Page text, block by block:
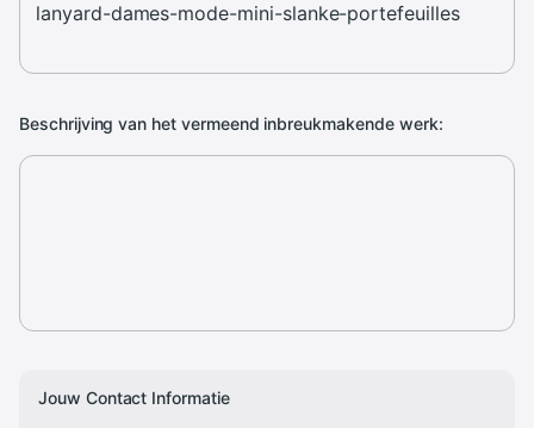
Beschrijving van het vermeend inbreukmakende werk:
Jouw Contact Informatie